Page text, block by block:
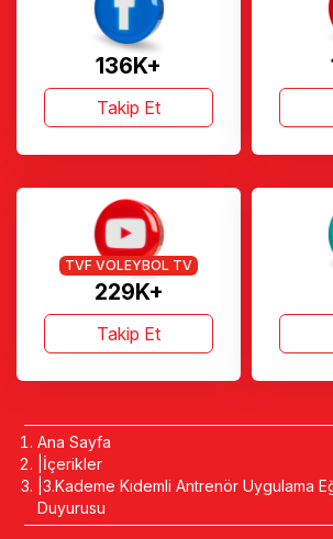
136K+
Takip Et
229K+
TVF VOLEYBOL TV
Takip Et
Ana Sayfa
İçerikler
3.Kademe Kıdemli Antrenör Uygulama
Duyurusu